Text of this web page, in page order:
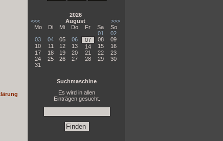
2026
<<<
August
>>>
Mo
Di Mi Do Fr Sa
So
01
02
03
04 05 06 07 08
09
10
11 12 13 14 15
16
17
18 19 20 21 22
23
24
25 26 27 28 29
30
31
Suchmaschine
Es wird in allen
Einträgen gesucht.